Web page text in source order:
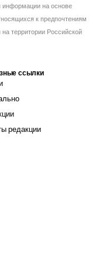
информации на основе
к предпочтениям
территории Российской
ссылки
редакции